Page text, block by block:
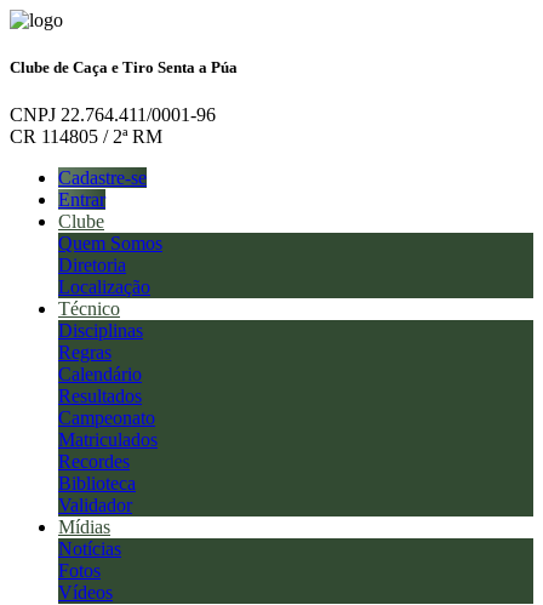
Clube de Caça e Tiro Senta a Púa
CNPJ 22.764.411/0001-96
CR 114805 / 2ª RM
Cadastre-se
Entrar
Clube
Quem Somos
Diretoria
Localização
Técnico
Disciplinas
Regras
Calendário
Resultados
Campeonato
Matriculados
Recordes
Biblioteca
Validador
Mídias
Notícias
Fotos
Vídeos